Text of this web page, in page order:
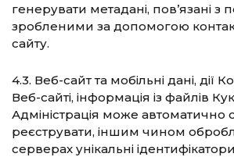
генерувати метадані, пов’язані
зробленими за допомогою
сайту.
4.3. Веб-сайт та мобільні дані, дії
Веб-сайті, інформація із файлів
Адміністрація може автоматично
реєструвати, іншим чином
серверах унікальні